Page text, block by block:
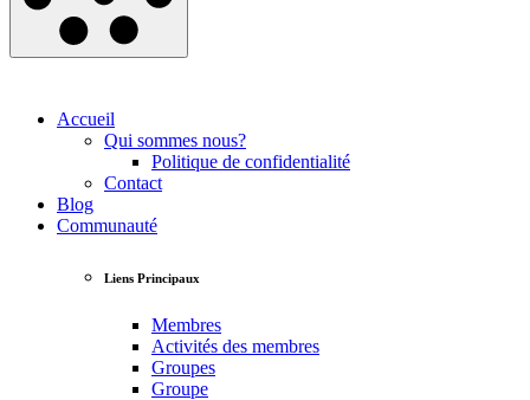
Accueil
Qui sommes nous?
Politique de confidentialité
Contact
Blog
Communauté
Liens Principaux
Membres
Activités des membres
Groupes
Groupe